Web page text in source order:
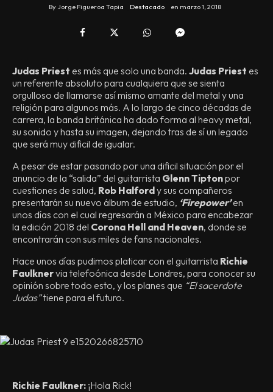
By Jorge Figueroa Tapia Destacado en marzo 1, 2018
Judas Priest es más que solo una banda. Judas Priest es
un referente absoluto para cualquiera que se sienta
orgulloso de llamarse así mismo amante del metal y una
religión para algunos más. A lo largo de cinco décadas de
carrera, la banda británica ha dado forma al heavy metal,
su sonido y hasta su imagen, dejando tras de sí un legado
que será muy dificil de igualar.
A pesar de estar pasando por una dificil situación por el
anuncio de la “salida” del guitarrista Glenn Tiptonpor
cuestiones de salud, Rob Halfordy sus compañeros
presentarán su nuevo álbum de estudio, ‘Firepower’en
unos días con el cual regresarán a México para encabezar
la edición 2018 del Corona Hell and Heaven, donde se
encontrarán con sus miles de fans nacionales.
Hace unos días pudimos platicar con el guitarrista Richie
Faulknervia telefoónica desde Londres, para conocer su
opinión sobre todo esto, y los planes que “El sacerdote
Judas”tiene para el futuro.
Richie Faulkner: ¡Hola Rick!